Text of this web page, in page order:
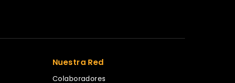
Nuestra Red
Colaboradores